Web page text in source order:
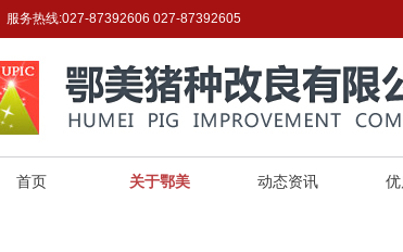
服务热线:027-87392606 027-87392605
首页 关于鄂美 动态资讯